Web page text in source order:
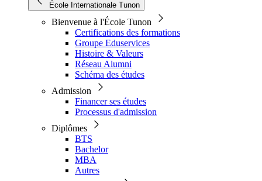
École Internationale Tunon
Bienvenue à l'École Tunon
Certifications des formations
Groupe Eduservices
Histoire & Valeurs
Réseau Alumni
Schéma des études
Admission
Financer ses études
Processus d'admission
Diplômes
BTS
Bachelor
MBA
Autres